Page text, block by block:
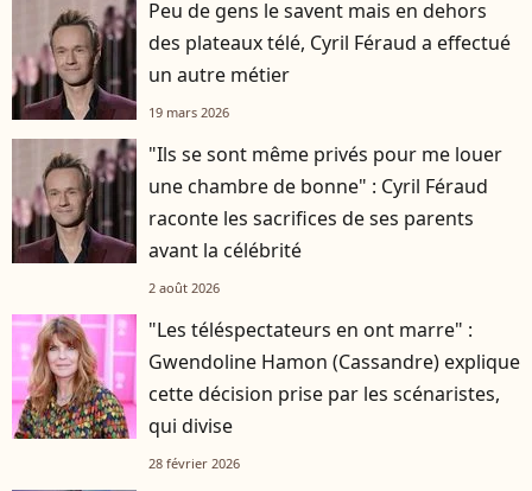
Peu de gens le savent mais en dehors
des plateaux télé, Cyril Féraud a effectué
un autre métier
19 mars 2026
"Ils se sont même privés pour me louer
une chambre de bonne" : Cyril Féraud
raconte les sacrifices de ses parents
avant la célébrité
2 août 2026
"Les téléspectateurs en ont marre" :
Gwendoline Hamon (Cassandre) explique
cette décision prise par les scénaristes,
qui divise
28 février 2026